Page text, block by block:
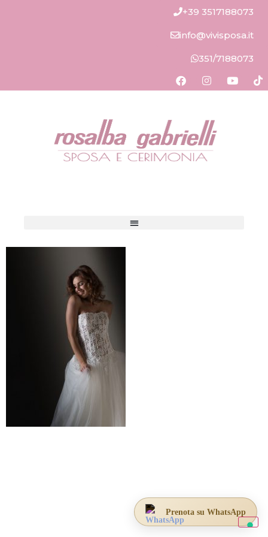
+39 3517188073
info@vivisposa.it
351/7188073
Prenota su WhatsApp